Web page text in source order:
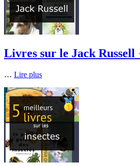
Livres sur le Jack Russell
… Lire plus